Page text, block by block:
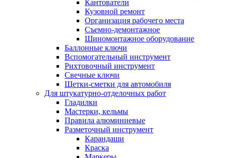
Кантователи
Кузовной ремонт
Организация рабочего места
Съемно-демонтажное
Шиномонтажное оборудование
Баллонные ключи
Вспомогательный инструмент
Рихтовочный инструмент
Свечные ключи
Щетки-сметки для автомобиля
Для штукатурно-отделочных работ
Гладилки
Мастерки, кельмы
Правила алюминиевые
Разметочный инструмент
Карандаши
Краска